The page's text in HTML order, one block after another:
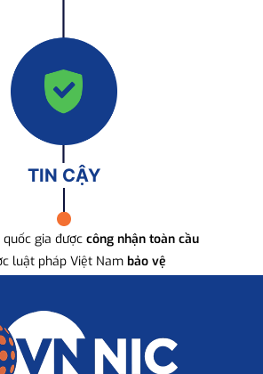
TIN CẬY
gia được công nhận toàn cầu
luật pháp Việt Nam bảo vệ